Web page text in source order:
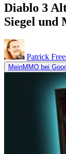
Diablo 3
Siegel und
Patrick
MeinMMO bei